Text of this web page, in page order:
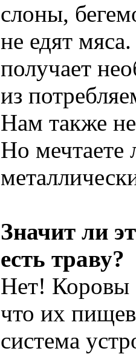
слоны,
не едят
получает
из
Нам также
Но мечтаете
Значит ли
есть траву?
Нет! Коровы
что их
система